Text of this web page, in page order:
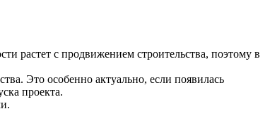
растет с продвижением строительства, поэтому в
Это особенно актуально, если появилась
проекта.